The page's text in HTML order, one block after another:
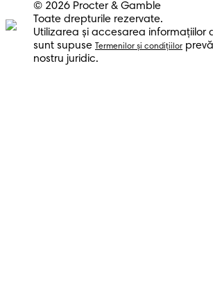
© 2026 Procter & Gamble
Toate drepturile rezervate.
Utilizarea şi accesarea informaţiilor
sunt supuse
Termenilor şi condiţiilor
nostru juridic.